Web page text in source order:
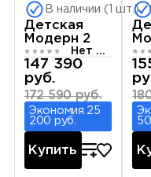
В наличии (1 шт.)
Детская
Модерн 2
Нет отзывов
147 390
руб.
172 590 руб.
Экономия 25
200 руб.
Купить